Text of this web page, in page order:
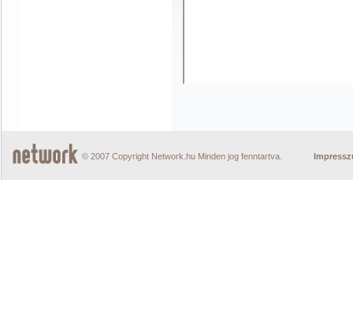
© 2007 Copyright Network.hu Minden jog fenntartva.